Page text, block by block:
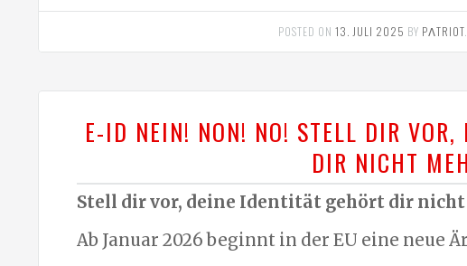
POSTED ON 13. JULI 2025 BY PΛTRIOT.
E-ID NEIN! NON! NO! STELL DIR VOR,
DIR NICHT
Stell dir vor, deine Identität gehört dir
Ab Januar 2026 beginnt in der EU eine neue